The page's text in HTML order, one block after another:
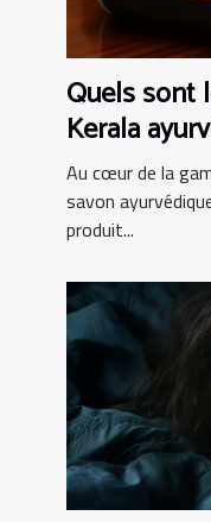
Quels sont
Kerala
Au cœur de la
savon
produit...